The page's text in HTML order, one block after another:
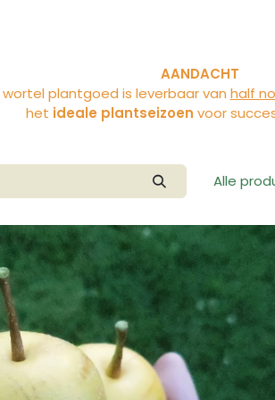
AANDACHT
plantgoed is leverbaar van half
het ideale plantseizoen voor
Alle